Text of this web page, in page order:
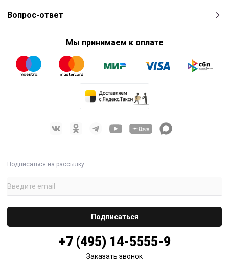
Вопрос-ответ
Мы принимаем к оплате
Подписаться на рассылку
+7 (495) 14-5555-9
Заказать звонок